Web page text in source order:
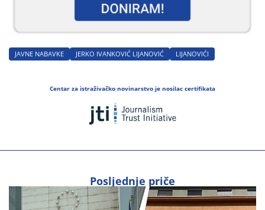
JAVNE NABAVKE JERKO IVANKOVIĆ LIJANOVIĆ LIJANOVIĆI
Centar za istraživačko novinarstvo je nosilac certifikata
Posljednje priče